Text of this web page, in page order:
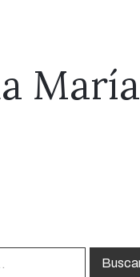
María